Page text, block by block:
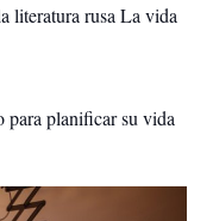
literatura rusa La vida
para planificar su vida